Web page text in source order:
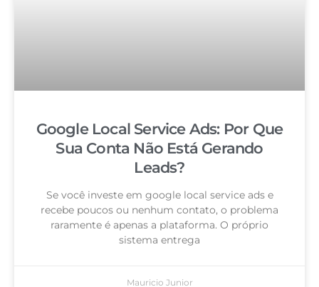
Google Local Service Ads: Por Que
Sua Conta Não Está Gerando
Leads?
Se você investe em google local service ads e
recebe poucos ou nenhum contato, o problema
raramente é apenas a plataforma. O próprio
sistema entrega
Mauricio Junior